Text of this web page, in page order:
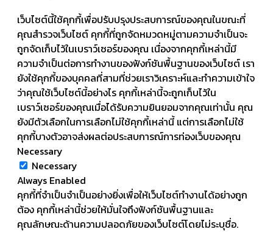
เว็บไซต์นี้ใช้คุกกี้เพื่อปรับปรุงประสบการณ์ของคุณในขณะที่
คุณสำรวจเว็บไซต์ คุกกี้ที่ถูกจัดหมวดหมู่ตามความจำเป็นจะ
ถูกจัดเก็บไว้ในเบราว์เซอร์ของคุณ เนื่องจากคุกกี้เหล่านี้มี
ความจำเป็นต่อการทำงานของฟังก์ชันพื้นฐานของเว็บไซต์ เรา
ยังใช้คุกกี้ของบุคคลที่สามที่ช่วยเราวิเคราะห์และทำความเข้าใจ
ว่าคุณใช้เว็บไซต์นี้อย่างไร คุกกี้เหล่านี้จะถูกเก็บไว้ใน
เบราว์เซอร์ของคุณเมื่อได้รับความยินยอมจากคุณเท่านั้น คุณ
ยังมีตัวเลือกในการเลือกไม่ใช้คุกกี้เหล่านี้ แต่การเลือกไม่ใช้
คุกกี้บางตัวอาจส่งผลต่อประสบการณ์การท่องเว็บของคุณ
Necessary
Necessary
Always Enabled
คุกกี้ที่จำเป็นจำเป็นอย่างยิ่งเพื่อให้เว็บไซต์ทำงานได้อย่างถูก
ต้อง คุกกี้เหล่านี้ช่วยให้มั่นใจถึงฟังก์ชันพื้นฐานและ
คุณลักษณะด้านความปลอดภัยของเว็บไซต์โดยไม่ระบุชื่อ.